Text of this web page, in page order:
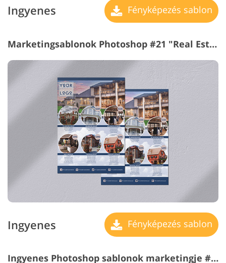
Ingyenes Fényképezés sablon
Marketingsablonok Photoshop #21 "Real Estate"
Ingyenes Fényképezés sablon
Ingyenes Photoshop sablonok marketingje #22 "Modern Style"